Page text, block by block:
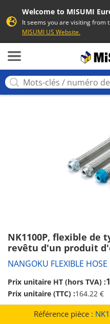
Welcome to MISUMI
It seems you are visiting from
MISUMI US Website.
NK1100P, flexible de
revêtu d'un produit
P/FCMB-32A-1900)
NANGOKU FLEXIBLE
Prix unitaire HT (hors TVA) :
Prix unitaire (TTC) :164.22 €
Référence pièce :